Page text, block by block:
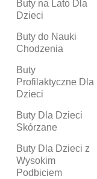
Buty na Lato Dla
Dzieci
Buty do Nauki
Chodzenia
Buty
Profilaktyczne Dla
Dzieci
Buty Dla Dzieci
Skórzane
Buty Dla Dzieci z
Wysokim
Podbiciem